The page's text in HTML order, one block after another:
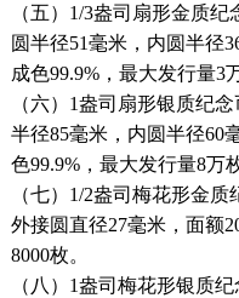
（五）1/3盎司扇形金质
圆半径51毫米，内圆半径
成色99.9%，最大发行量3
（六）1盎司扇形银质纪
半径85毫米，内圆半径60
色99.9%，最大发行量8万
（七）1/2盎司梅花形金
外接圆直径27毫米，面额
8000枚。
（八）1盎司梅花形银质